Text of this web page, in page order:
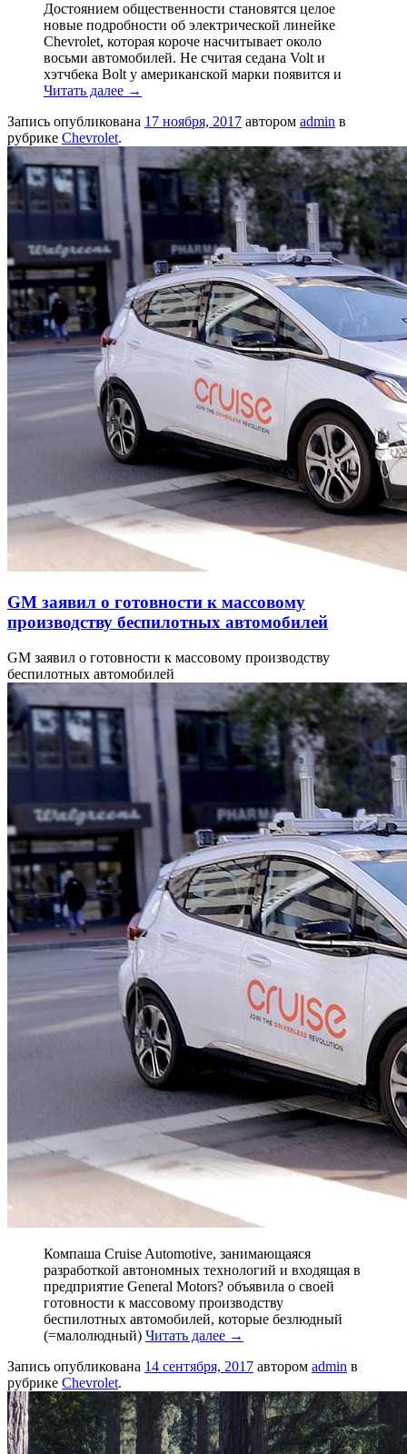
Достоянием общественности становятся целое
новые подробности об электрической линейке
Chevrolet, которая короче насчитывает около
восьми автомобилей. Не считая седана Volt и
хэтчбека Bolt у американской марки появится и
Читать далее →
Запись опубликована 17 ноября, 2017 автором admin в
рубрике Chevrolet.
GM заявил о готовности к массовому
производству беспилотных автомобилей
GM заявил о готовности к массовому производству
беспилотных автомобилей
Компаша Cruise Automotive, занимающаяся
разработкой автономных технологий и входящая в
предприятие General Motors? объявила о своей
готовности к массовому производству
беспилотных автомобилей, которые безлюдный
(=малолюдный) Читать далее →
Запись опубликована 14 сентября, 2017 автором admin в
рубрике Chevrolet.